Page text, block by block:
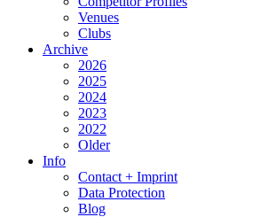
Venues
Clubs
Archive
2026
2025
2024
2023
2022
Older
Info
Contact + Imprint
Data Protection
Blog